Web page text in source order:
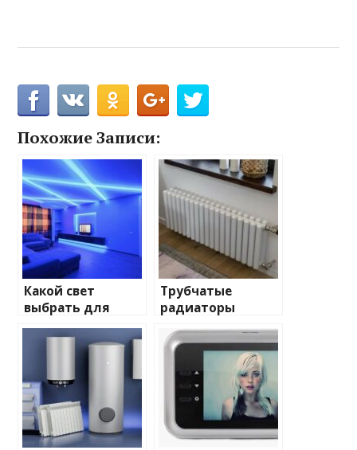
Похожие Записи:
Какой свет
выбрать для
домашнего
освещения
Трубчатые
радиаторы
и характеристики